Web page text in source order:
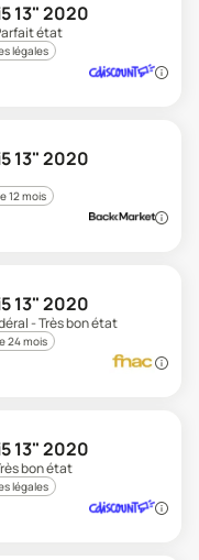
13" 2020
état
légales
13" 2020
12 mois
13" 2020
- Très bon état
24 mois
13" 2020
bon état
légales